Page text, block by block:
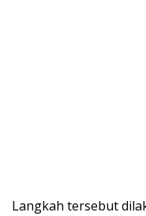
Langkah tersebut